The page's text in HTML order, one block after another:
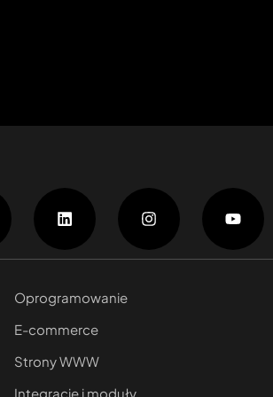
Oprogramowanie
E-commerce
Strony WWW
Integracje i moduły